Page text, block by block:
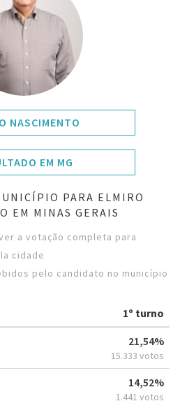
NASCIMENTO
EM MG
PARA ELMIRO
EM MINAS GERAIS
a votação completa para
cidade
pelo candidato no município
1º turno
21,54%
15.333 votos
14,52%
1.441 votos